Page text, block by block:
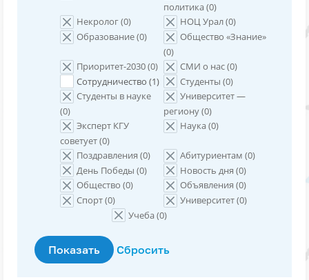
политика (0)
Некролог (0) НОЦ Урал (0)
Образование (0)
Общество «Знание»
(0)
Приоритет-2030 (0) СМИ о нас (0)
Сотрудничество (1) Студенты (0)
Студенты в науке
(0)
Университет —
региону (0)
Эксперт КГУ
советует (0)
Наука (0)
Поздравления (0) Абитуриентам (0)
День Победы (0) Новость дня (0)
Общество (0) Объявления (0)
Спорт (0) Университет (0)
Учеба (0)